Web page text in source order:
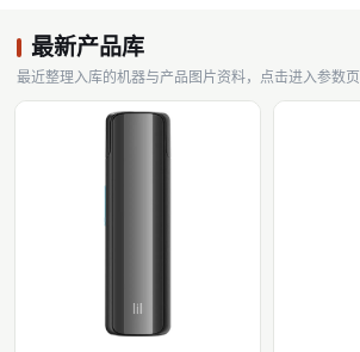
最新产品库
最近整理入库的机器与产品图片资料，点击进入参数页